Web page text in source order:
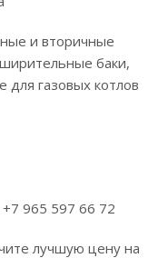
и вторичные
баки,
для газовых котлов
965 597 66 72
лучшую цену на